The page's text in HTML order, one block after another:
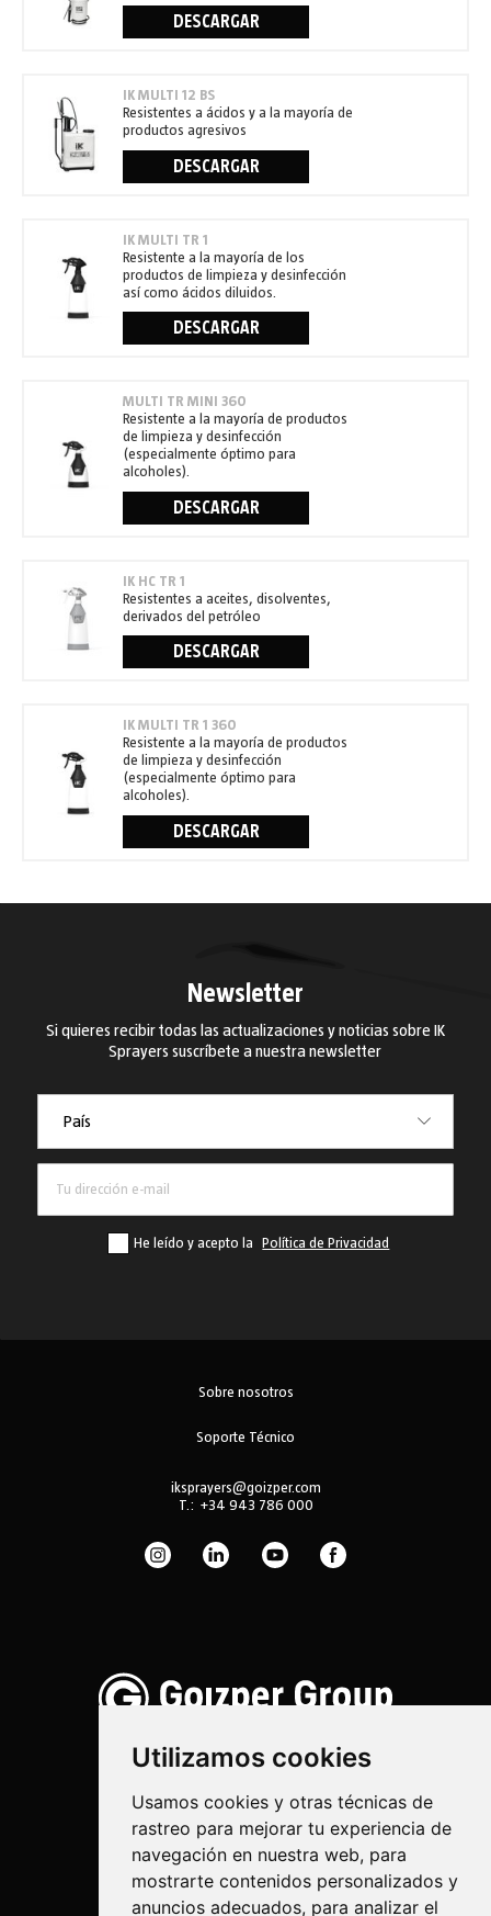
Utilizamos cookies
Usamos cookies y otras técnicas de
rastreo para mejorar tu experiencia de
navegación en nuestra web, para
mostrarte contenidos personalizados y
anuncios adecuados, para analizar el
DESCARGAR
IK MULTI 12 BS
Resistentes a ácidos y a la mayoría de
productos agresivos
DESCARGAR
IK MULTI TR 1
Resistente a la mayoría de los
productos de limpieza y desinfección
así como ácidos diluidos.
DESCARGAR
MULTI TR MINI 360
Resistente a la mayoría de productos
de limpieza y desinfección
(especialmente óptimo para
alcoholes).
DESCARGAR
IK HC TR 1
Resistentes a aceites, disolventes,
derivados del petróleo
DESCARGAR
IK MULTI TR 1 360
Resistente a la mayoría de productos
de limpieza y desinfección
(especialmente óptimo para
alcoholes).
DESCARGAR
Newsletter
Si quieres recibir todas las actualizaciones y noticias sobre IK
Sprayers suscríbete a nuestra newsletter
País
He leído y acepto la Política de Privacidad
Sobre nosotros
Soporte Técnico
iksprayers@goizper.com
T.: +34 943 786 000
Pulverización
Biotecnología